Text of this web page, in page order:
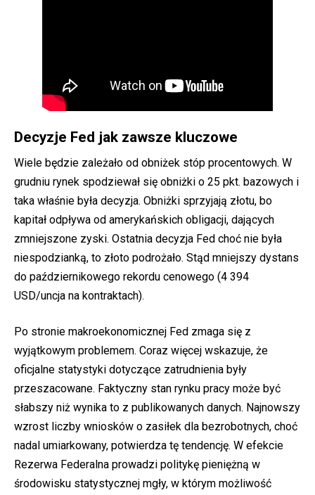
Decyzje Fed jak zawsze kluczowe
Wiele będzie zależało od obniżek stóp procentowych. W
grudniu rynek spodziewał się obniżki o 25 pkt. bazowych i
taka właśnie była decyzja. Obniżki sprzyjają złotu, bo
kapitał odpływa od amerykańskich obligacji, dających
zmniejszone zyski. Ostatnia decyzja Fed choć nie była
niespodzianką, to złoto podrożało. Stąd mniejszy dystans
do październikowego rekordu cenowego (4 394
USD/uncja na kontraktach).
Po stronie makroekonomicznej Fed zmaga się z
wyjątkowym problemem. Coraz więcej wskazuje, że
oficjalne statystyki dotyczące zatrudnienia były
przeszacowane. Faktyczny stan rynku pracy może być
słabszy niż wynika to z publikowanych danych. Najnowszy
wzrost liczby wniosków o zasiłek dla bezrobotnych, choć
nadal umiarkowany, potwierdza tę tendencję. W efekcie
Rezerwa Federalna prowadzi politykę pieniężną w
środowisku statystycznej mgły, w którym możliwość